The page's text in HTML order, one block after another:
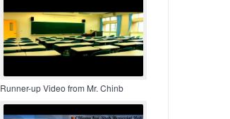
Runner-up Video from Mr. Chinb